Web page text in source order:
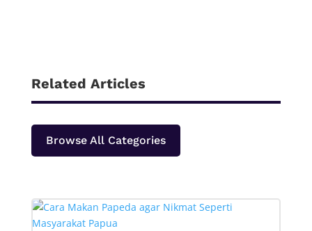
Related Articles
Browse All Categories